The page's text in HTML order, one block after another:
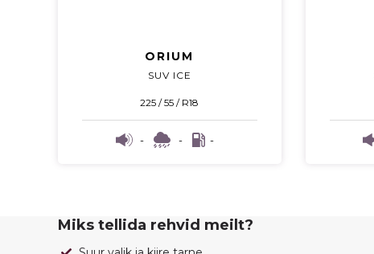
ORIUM
SUV ICE
225 / 55 / R18
- - -
Miks tellida rehvid meilt?